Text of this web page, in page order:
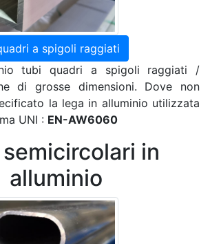
a spigoli raggiati
tubi quadri a spigoli raggiati /
di grosse dimensioni. Dove non
la lega in alluminio utilizzata
UNI : EN-AW6060
in
alluminio